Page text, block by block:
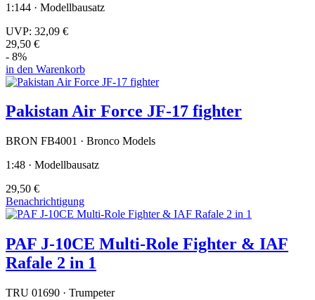
1:144 · Modellbausatz
UVP: 32,09 €
29,50 €
- 8%
in den Warenkorb
Pakistan Air Force JF-17 fighter
BRON FB4001 · Bronco Models
1:48 · Modellbausatz
29,50 €
Benachrichtigung
PAF J-10CE Multi-Role Fighter & IAF
Rafale 2 in 1
TRU 01690 · Trumpeter